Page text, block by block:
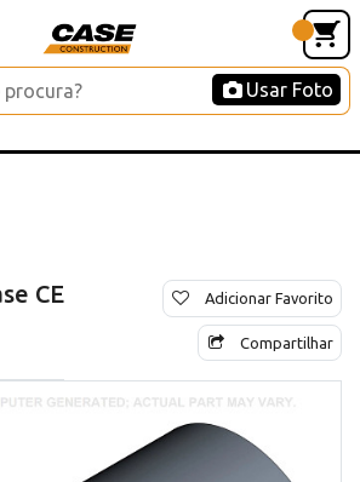
Usar Foto
CE Adicionar Favorito
Compartilhar